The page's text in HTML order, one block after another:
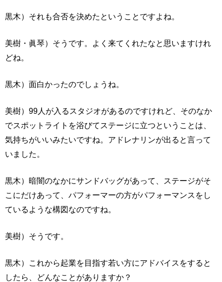
黒木）それも合否を決めたということですよね。
美樹・眞琴）そうです。よく来てくれたなと思いますけれ
どね。
黒木）面白かったのでしょうね。
美樹）99人が入るスタジオがあるのですけれど、そのなか
でスポットライトを浴びてステージに立つということは、
気持ちがいいみたいですね。アドレナリンが出ると言って
いました。
黒木）暗闇のなかにサンドバッグがあって、ステージがそ
こにだけあって、パフォーマーの方がパフォーマンスをし
ているような構図なのですね。
美樹）そうです。
黒木）これから起業を目指す若い方にアドバイスをすると
したら、どんなことがありますか？